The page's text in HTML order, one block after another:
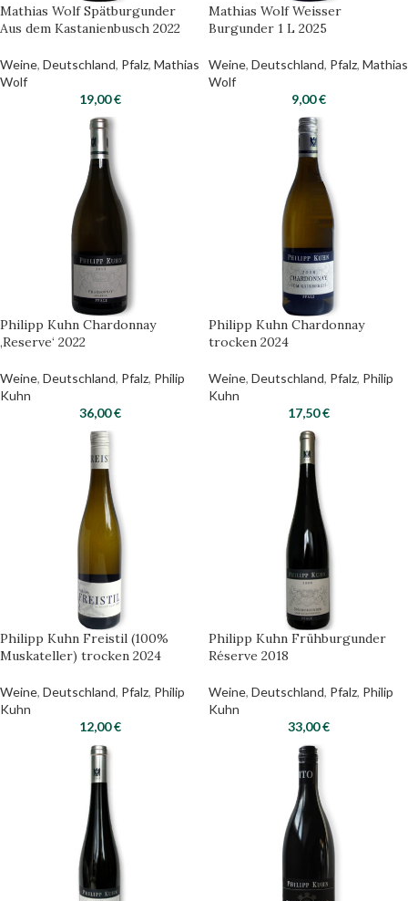
Mathias Wolf Spätburgunder
Aus dem Kastanienbusch 2022
Weine, Deutschland, Pfalz, Mathias
Wolf
19,00€
Mathias Wolf Weisser
Burgunder 1 L 2025
Weine, Deutschland, Pfalz, Mathias
Wolf
9,00€
Philipp Kuhn Chardonnay
‚Reserve‘ 2022
Weine, Deutschland, Pfalz, Philip
Kuhn
36,00€
Philipp Kuhn Chardonnay
trocken 2024
Weine, Deutschland, Pfalz, Philip
Kuhn
17,50€
Philipp Kuhn Freistil (100%
Muskateller) trocken 2024
Weine, Deutschland, Pfalz, Philip
Kuhn
12,00€
Philipp Kuhn Frühburgunder
Réserve 2018
Weine, Deutschland, Pfalz, Philip
Kuhn
33,00€